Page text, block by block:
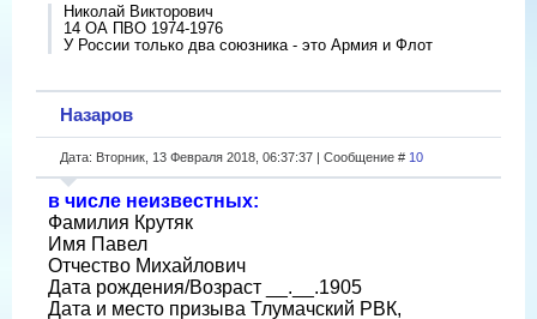
Николай Викторович
14 ОА ПВО 1974-1976
У России только два союзника - это Армия и Флот
Назаров
Дата: Вторник, 13 Февраля 2018, 06:37:37 | Сообщение # 10
в числе неизвестных:
Фамилия Крутяк
Имя Павел
Отчество Михайлович
Дата рождения/Возраст __.__.1905
Дата и место призыва Тлумачский РВК,